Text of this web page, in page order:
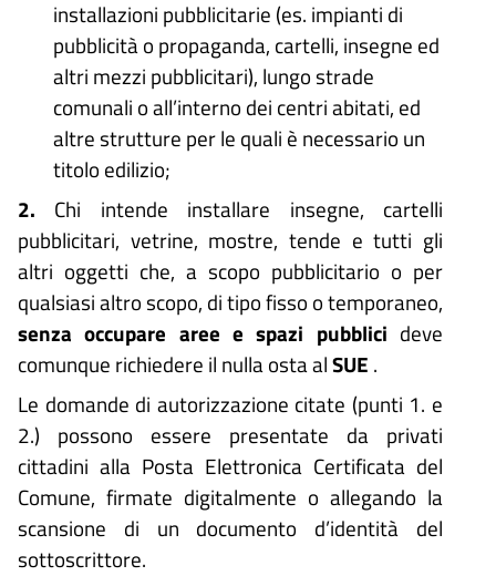
installazioni pubblicitarie (es. impianti di
pubblicità o propaganda, cartelli, insegne ed
altri mezzi pubblicitari), lungo strade
comunali o all’interno dei centri abitati, ed
altre strutture per le quali è necessario un
titolo edilizio;
2. Chi intende installare insegne, cartelli
pubblicitari, vetrine, mostre, tende e tutti gli
altri oggetti che, a scopo pubblicitario o per
qualsiasi altro scopo, di tipo fisso o temporaneo,
senza occupare aree e spazi pubblici deve
comunque richiedere il nulla osta alSUE .
Le domande di autorizzazione citate (punti 1. e
2.) possono essere presentate da privati
cittadini alla Posta Elettronica Certificata del
Comune, firmate digitalmente o allegando la
scansione di un documento d’identità del
sottoscrittore.